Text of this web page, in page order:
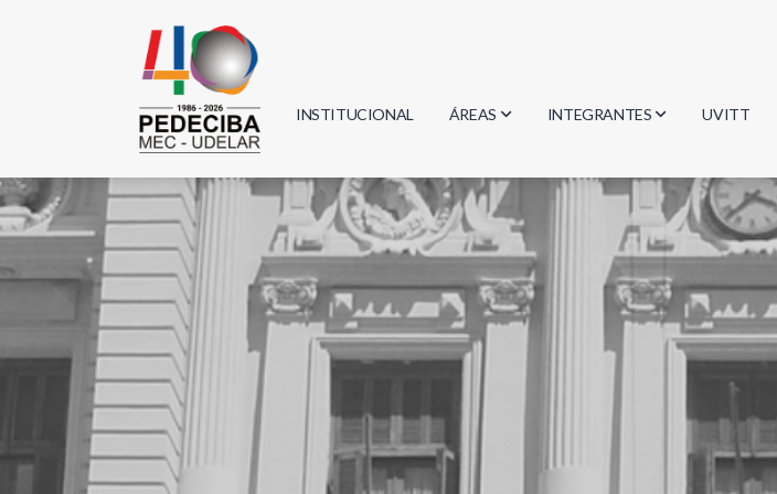
INSTITUCIONAL ÁREAS
Biología
Física
Geociencias
Informática
Matemática
INTEGRANTES
Investigadores
Estudiantes
Egresados
UVITT